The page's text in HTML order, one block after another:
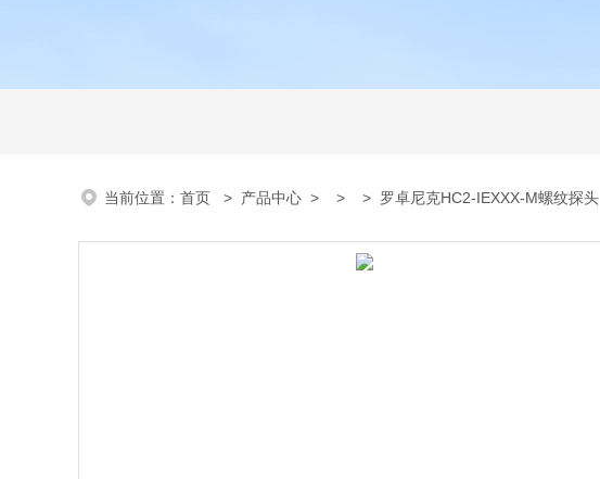
当前位置： 首页 > 产品中心 > > > 罗卓尼克HC2-IEXXX-M螺纹探头